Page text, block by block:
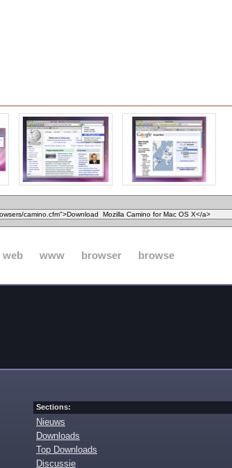
web www browser browse
Sections:
Nieuws
Downloads
Top Downloads
Discussie